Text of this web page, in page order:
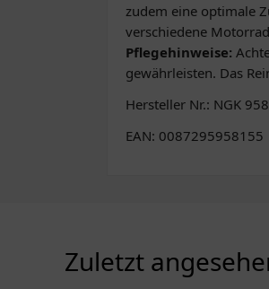
zudem eine optimale
verschiedene
Pflegehinweise:
gewährleisten. Das
Hersteller Nr.: NGK
EAN: 0087295958155
Zuletzt